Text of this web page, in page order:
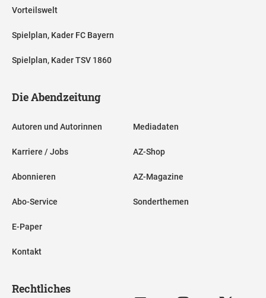
Vorteilswelt
Spielplan, Kader FC Bayern
Spielplan, Kader TSV 1860
Die Abendzeitung
Autoren und Autorinnen
Karriere / Jobs
Abonnieren
Abo-Service
E-Paper
Kontakt
Mediadaten
AZ-Shop
AZ-Magazine
Sonderthemen
Rechtliches